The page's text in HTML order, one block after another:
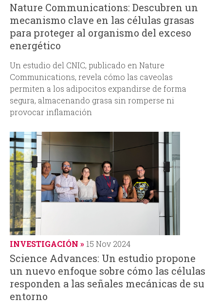
Nature Communications: Descubren un
mecanismo clave en las células grasas
para proteger al organismo del exceso
energético
Un estudio del CNIC, publicado en Nature
Communications, revela cómo las caveolas
permiten a los adipocitos expandirse de forma
segura, almacenando grasa sin romperse ni
provocar inflamación
INVESTIGACIÓN 15 Nov 2024
Science Advances: Un estudio propone
un nuevo enfoque sobre cómo las células
responden a las señales mecánicas de su
entorno